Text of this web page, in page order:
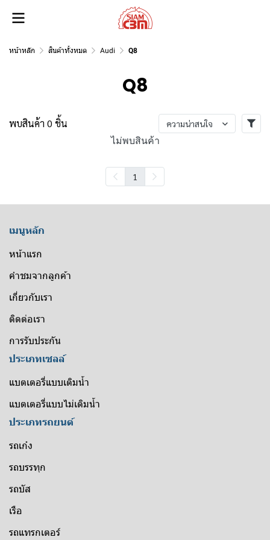
หน้าหลัก สินค้าทั้งหมด Audi Q8
Q8
พบสินค้า 0 ชิ้น ความน่าสนใจ
ไม่พบสินค้า
1
เมนูหลัก
หน้าแรก
คำชมจากลูกค้า
เกี่ยวกับเรา
ติดต่อเรา
การรับประกัน
ประเภทเซลล์
แบตเตอรี่แบบเติมน้ำ
แบตเตอรี่แบบไม่เติมน้ำ
ประเภทรถยนต์
รถเก๋ง
รถบรรทุก
รถบัส
เรือ
รถแทรกเตอร์